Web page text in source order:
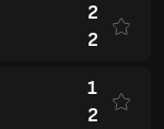
2
2
1
2